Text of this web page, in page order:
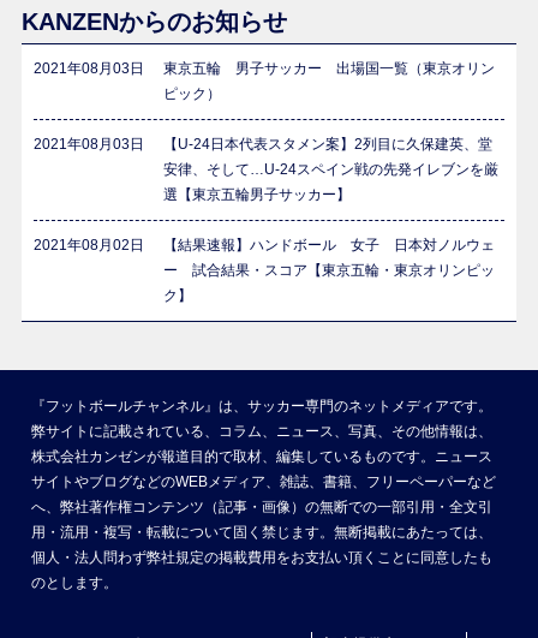
KANZENからのお知らせ
2021年08月03日
東京五輪 男子サッカー 出場国一覧（東京オリン
ピック）
2021年08月03日
【U-24日本代表スタメン案】2列目に久保建英、堂
安律、そして…U-24スペイン戦の先発イレブンを厳
選【東京五輪男子サッカー】
2021年08月02日
【結果速報】ハンドボール 女子 日本対ノルウェ
ー 試合結果・スコア【東京五輪・東京オリンピッ
ク】
『フットボールチャンネル』は、サッカー専門のネットメディアです。
弊サイトに記載されている、コラム、ニュース、写真、その他情報は、
株式会社カンゼンが報道目的で取材、編集しているものです。ニュース
サイトやブログなどのWEBメディア、雑誌、書籍、フリーペーパーなど
へ、弊社著作権コンテンツ（記事・画像）の無断での一部引用・全文引
用・流用・複写・転載について固く禁じます。無断掲載にあたっては、
個人・法人問わず弊社規定の掲載費用をお支払い頂くことに同意したも
のとします。